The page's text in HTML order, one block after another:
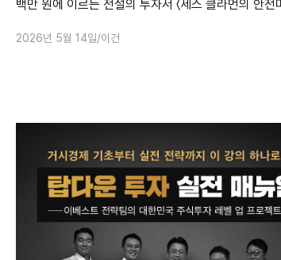
백만 원에 이르는 전설의 투자서 〈세스 클라먼의 안전
우리말로 옮긴 이건 번역가가 일반 투자자 눈높이에 맞
2026년 5월 14일 이건